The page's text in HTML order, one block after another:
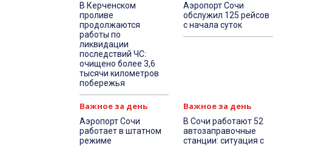
В Керченском
проливе
продолжаются
работы по
ликвидации
последствий ЧС:
очищено более 3,6
тысячи километров
побережья
Аэропорт Сочи
обслужил 125 рейсов
с начала суток
Важное за день
Аэропорт Сочи
работает в штатном
режиме
Важное за день
В Сочи работают 52
автозаправочные
станции: ситуация с